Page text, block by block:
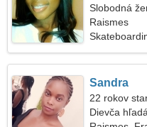
Slobodná
Raismes
Sandra
22 rokov
Dievča